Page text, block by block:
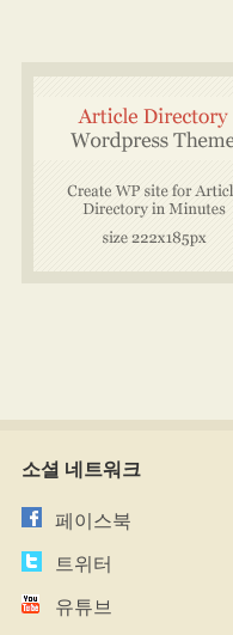
소셜 네트워크
페이스북
트위터
유튜브